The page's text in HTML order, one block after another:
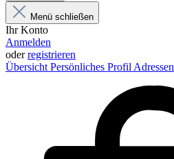
Menü schließen
Ihr Konto
Anmelden
oderregistrieren
Übersicht Persönliches Profil Adressen